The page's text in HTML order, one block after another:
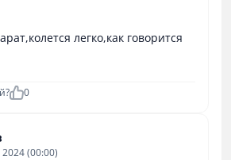
легко,как говорится
0
2024 (00:00)